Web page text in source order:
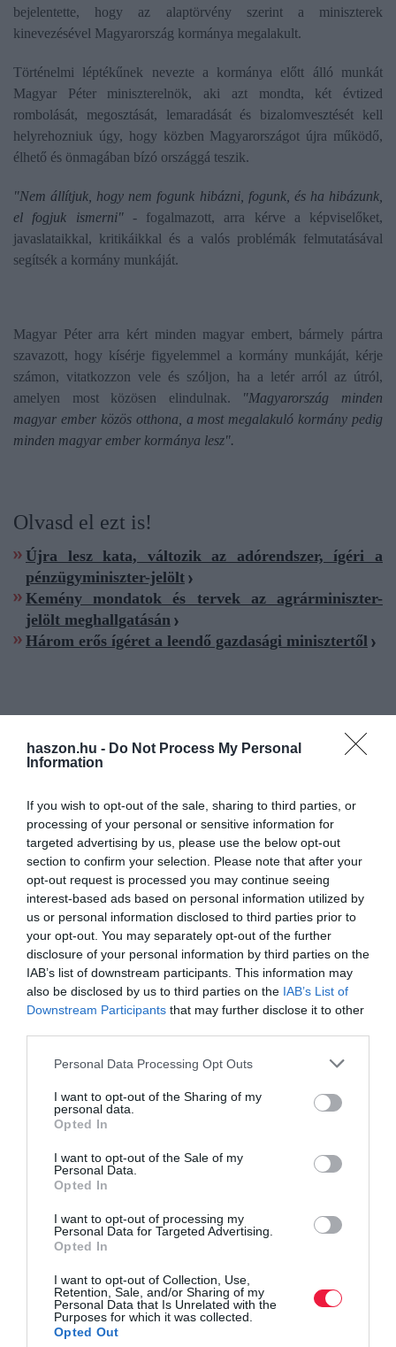
haszon.hu - Do Not Process My Personal
Information
If you wish to opt-out of the sale, sharing to third parties, or
processing of your personal or sensitive information for
targeted advertising by us, please use the below opt-out
section to confirm your selection. Please note that after your
opt-out request is processed you may continue seeing
interest-based ads based on personal information utilized by
us or personal information disclosed to third parties prior to
your opt-out. You may separately opt-out of the further
disclosure of your personal information by third parties on the
IAB’s list of downstream participants. This information may
also be disclosed by us to third parties on the IAB’s List of
Downstream Participants that may further disclose it to other
Please note that this website/app uses one or more Google
not limited to your visit or usage behaviour. You may click to
grant or deny consent to Google and its third-party tags to
use your data for below specified purposes in below Google
consent section.
Personal Data Processing Opt Outs
I want to opt-out of the Sharing of my
personal data.
Opted In
I want to opt-out of the Sale of my
Personal Data.
Opted In
I want to opt-out of processing my
Personal Data for Targeted Advertising.
Opted In
I want to opt-out of Collection, Use,
Retention, Sale, and/or Sharing of my
Personal Data that Is Unrelated with the
Purposes for which it was collected.
Opted Out
bejelentette, hogy az alaptörvény szerint a miniszterek
kinevezésével Magyarország kormánya megalakult.
Történelmi léptékűnek nevezte a kormánya előtt álló munkát
Magyar Péter miniszterelnök, aki azt mondta, két évtized
rombolását, megosztását, lemaradását és bizalomvesztését kell
helyrehozniuk úgy, hogy közben Magyarországot újra működő,
élhető és önmagában bízó országgá teszik.
"Nem állítjuk, hogy nem fogunk hibázni, fogunk, és ha hibázunk,
el fogjuk ismerni"- fogalmazott, arra kérve a képviselőket,
javaslataikkal, kritikáikkal és a valós problémák felmutatásával
segítsék a kormány munkáját.
Magyar Péter arra kért minden magyar embert, bármely pártra
szavazott, hogy kísérje figyelemmel a kormány munkáját, kérje
számon, vitatkozzon vele és szóljon, ha a letér arról az útról,
amelyen most közösen elindulnak. "Magyarország minden
magyar ember közös otthona, a most megalakuló kormány pedig
minden magyar ember kormánya lesz".
Olvasd el ezt is!
Újra lesz kata, változik az adórendszer, ígéri a
pénzügyminiszter-jelölt
Kemény mondatok és tervek az agrárminiszter-
jelölt meghallgatásán
Három erős ígéret a leendő gazdasági minisztertől
magyarország kormány országgyűlés új kormány